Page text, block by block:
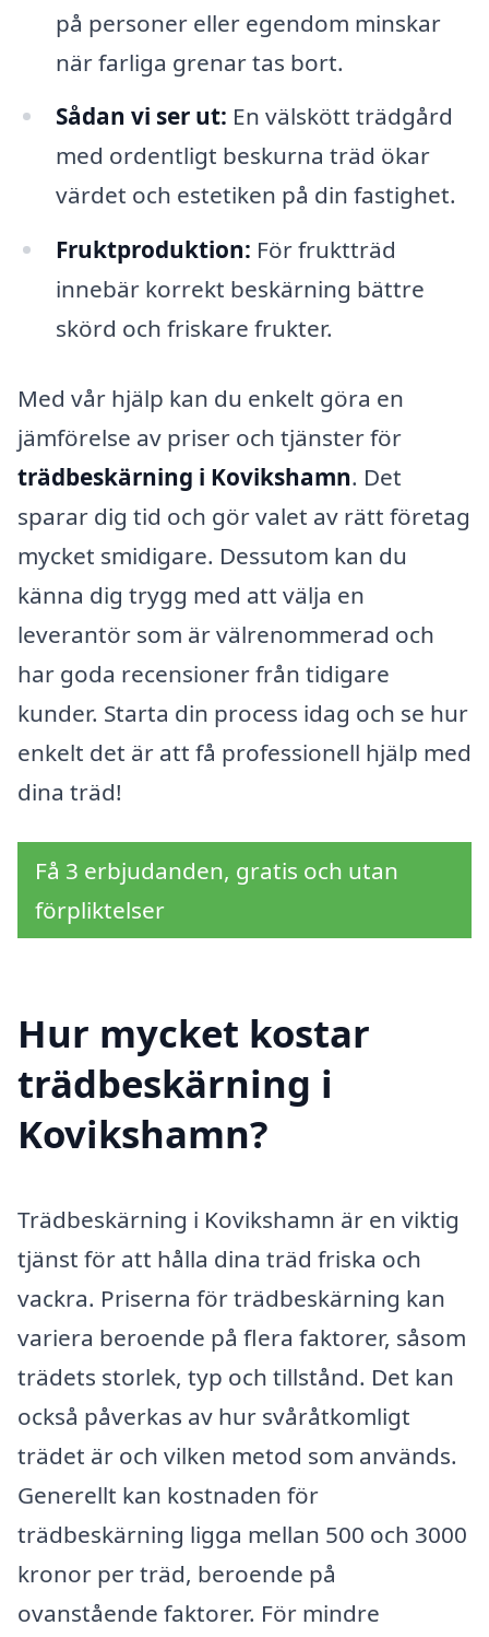
på personer eller egendom minskar
när farliga grenar tas bort.
Sådan vi ser ut: En välskött trädgård
med ordentligt beskurna träd ökar
värdet och estetiken på din fastighet.
Fruktproduktion: För fruktträd
innebär korrekt beskärning bättre
skörd och friskare frukter.
Med vår hjälp kan du enkelt göra en
jämförelse av priser och tjänster för
trädbeskärning i Kovikshamn. Det
sparar dig tid och gör valet av rätt företag
mycket smidigare. Dessutom kan du
känna dig trygg med att välja en
leverantör som är välrenommerad och
har goda recensioner från tidigare
kunder. Starta din process idag och se hur
enkelt det är att få professionell hjälp med
dina träd!
Få 3 erbjudanden, gratis och utan
förpliktelser
Hur mycket kostar
trädbeskärning i
Kovikshamn?
Trädbeskärning i Kovikshamn är en viktig
tjänst för att hålla dina träd friska och
vackra. Priserna för trädbeskärning kan
variera beroende på flera faktorer, såsom
trädets storlek, typ och tillstånd. Det kan
också påverkas av hur svåråtkomligt
trädet är och vilken metod som används.
Generellt kan kostnaden för
trädbeskärning ligga mellan 500 och 3000
kronor per träd, beroende på
ovanstående faktorer. För mindre